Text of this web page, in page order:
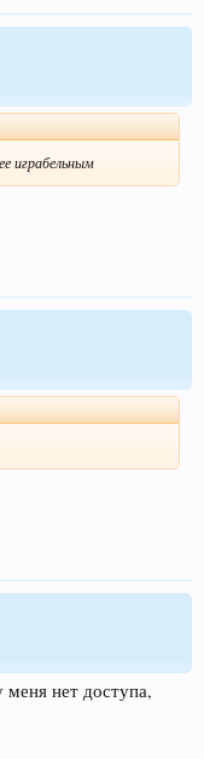
играбельным
меня нет доступа,